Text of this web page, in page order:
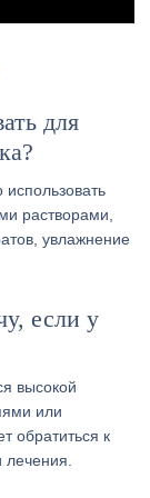
для
растворами,
увлажнение
если у
высокой
или
обратиться к